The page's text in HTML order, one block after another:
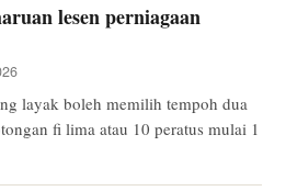
lesen perniagaan
layak boleh memilih tempoh dua
fi lima atau 10 peratus mulai 1